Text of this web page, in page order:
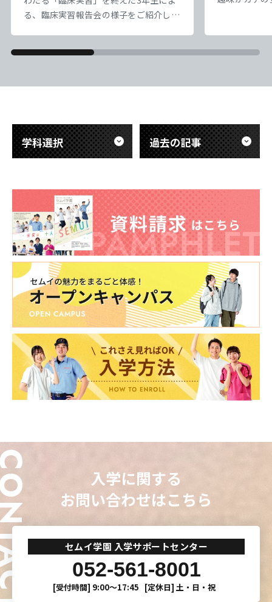
る、臨床実習報告会の様子をご紹介しま
会では、先輩たちが実際の医療現場で触
体的で熱意あふれる発表が行われまし
した。 また、これから実習を迎える後
輩たち
でエモすぎ…
息苦しい。
き
学科選択 過去の記事
入学に関する
お問い合わせはこちら
セムイ学園 入学サポートセンター
052-561-8001
[受付時間] 9:00〜17:45 [定休日] 土・日・祝
東海歯科医療
専門学校
東海医療工学
CLOSE
東海歯科医療
専門学校
東海医療工学
CLOSE
東海歯科医療
専門学校
東海医療工学
CLOSE
東海歯科医療
専門学校
東海医療工学
CLOSE